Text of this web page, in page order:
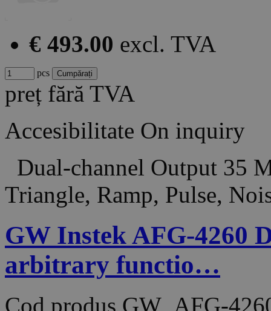
€ 493.00 excl. TVA
pcs
preț fără TVA
Accesibilitate On inquiry
Dual-channel Output 35
Triangle, Ramp, Pulse,
GW Instek AFG-4260
arbitrary functio…
Cod produs GW_AFG-